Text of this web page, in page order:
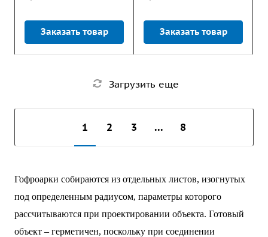
Заказать товар Заказать товар
Загрузить еще
1 2 3 ... 8
Гофроарки собираются из отдельных листов, изогнутых
под определенным радиусом, параметры которого
рассчитываются при проектировании объекта. Готовый
объект – герметичен, поскольку при соединении